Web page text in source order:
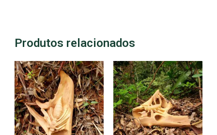
Produtos relacionados